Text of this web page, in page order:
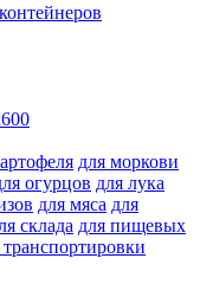
для моркови
огурцов для лука
для мяса для
склада для пищевых
транспортировки